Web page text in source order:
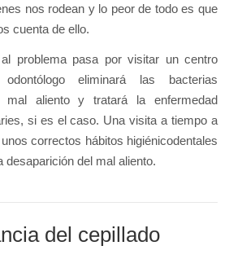
nos rodean y lo peor de todo es que
cuenta de ello.
pasa por visitar un centro
eliminará las bacterias
mal aliento y tratará la enfermedad
si es el caso. Una visita a tiempo a
correctos hábitos higiénicodentales
desaparición del mal aliento.
del cepillado